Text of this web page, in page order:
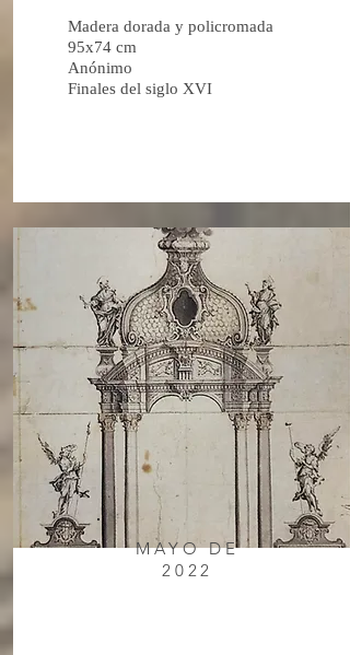
Madera dorada y policromada
95x74 cm
Anónimo
Finales del siglo XVI
MAYO DE
2022